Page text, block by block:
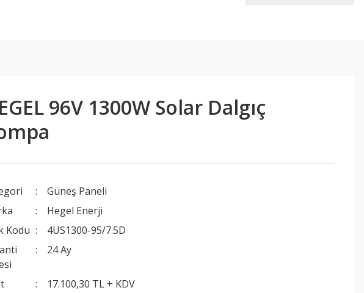
96V 1300W Solar Dalgıç
Güneş Paneli
Hegel Enerji
Kodu
4US1300-95/7.5D
24 Ay
17.100,30 TL + KDV